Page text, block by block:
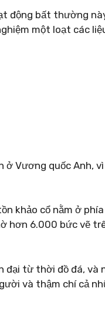
động bất thường
một loạt các
Vương quốc Anh,
khảo cổ nằm ở
hơn 6.000 bức vẽ
đại từ thời đồ đá, và
và thậm chí cả